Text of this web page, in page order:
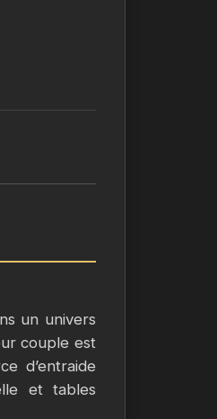
un univers
couple est
d’entraide
et tables
et